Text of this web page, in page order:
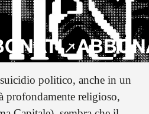
politico, anche in un
profondamente religioso,